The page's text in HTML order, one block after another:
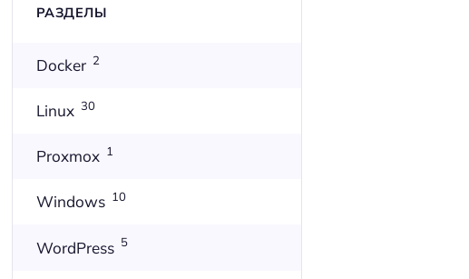
РАЗДЕЛЫ
Docker 2
Linux 30
Proxmox 1
Windows 10
WordPress 5